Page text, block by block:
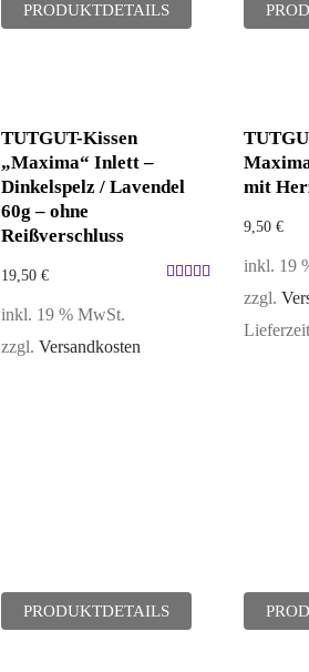
PRODUKTDETAILS
TUTGUT-Kissen
„Maxima“ Inlett –
Dinkelspelz / Lavendel
60g – ohne
Reißverschluss
19,50 €
inkl. 19 % MwSt.
zzgl. Versandkosten
PRODUKTDETAILS
mit
9,50€
inkl. 19
zzgl.